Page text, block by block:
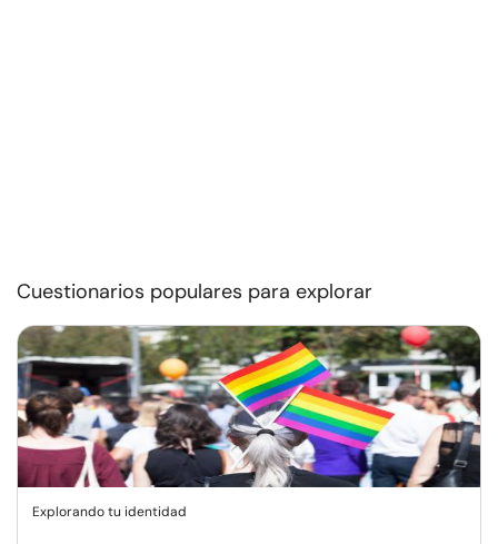
Cuestionarios populares para explorar
Explorando tu identidad